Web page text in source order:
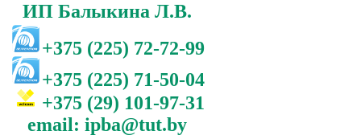
ИП Балыкина Л.В.
+375 (225) 72-72-99
+375 (225) 71-50-04
+375 (29) 101-97-31
email: ipba@tut.by